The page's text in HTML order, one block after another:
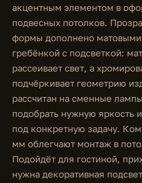
акцентным элементом в
подвесных потолков.
формы дополнено матовыми
гребёнкой с подсветкой:
рассеивает свет, а
подчёркивает геометрию
рассчитан на сменные
подобрать нужную яркость
под конкретную задачу.
мм облегчают монтаж в
Подойдёт для гостиной,
нужна декоративная